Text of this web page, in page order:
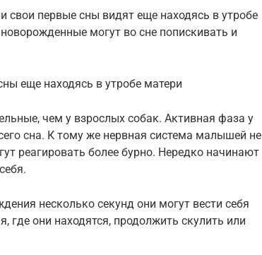
свои первые сны видят еще находясь в утробе
могут во сне попискивать и
еще находясь в утробе матери
чем у взрослых собак. Активная фаза у
сна. К тому же нервная система малышей не
реагировать более бурно. Нередко начинают
несколько секунд они могут вести себя
где они находятся, продолжить скулить или